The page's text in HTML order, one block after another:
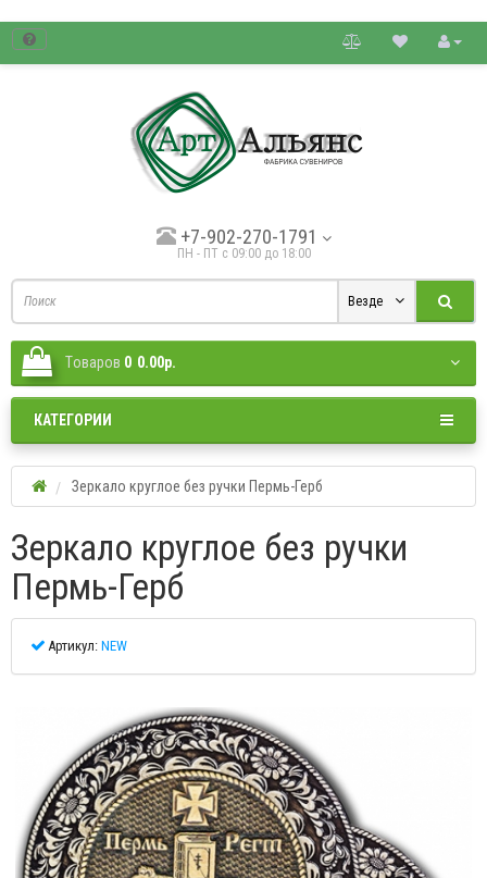
+7-902-270-1791
ПН - ПТ с 09:00 до 18:00
Везде
Tоваров 0 0.00р.
КАТЕГОРИИ
Зеркало круглое без ручки Пермь-Герб
Зеркало круглое без ручки
Пермь-Герб
Артикул: NEW